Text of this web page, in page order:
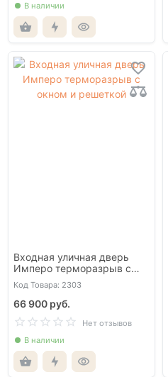
В наличии
Входная уличная дверь
Имперо терморазрыв с
окном и решеткой
Код Товара: 2303
66 900 руб.
Нет отзывов
В наличии